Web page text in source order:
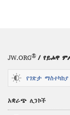
JW.ORG® / የይሖዋ
የገጽታ ማስተካከያ
አቋራጭ ሊንኮች